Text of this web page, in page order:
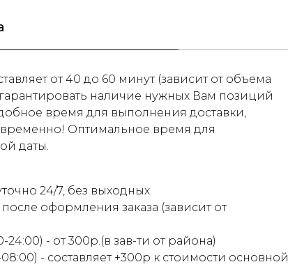
от 40 до 60 минут (зависит от объема
наличие нужных Вам позиций
время для выполнения доставки,
Оптимальное время для
даты.
24/7, без выходных.
оформления заказа (зависит от
- от 300р.(в зав-ти от района)
- составляет +300р к стоимости основной